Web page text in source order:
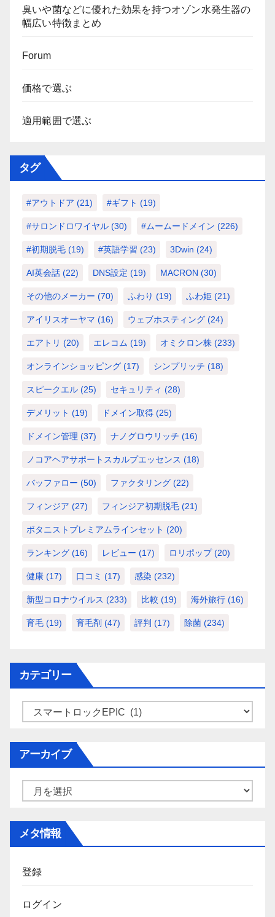
臭いや菌などに優れた効果を持つオゾン水発生器の
幅広い特徴まとめ
Forum
価格で選ぶ
適用範囲で選ぶ
タグ
#アウトドア (21) #ギフト (19)
#サロンドロワイヤル (30) #ムームードメイン (226)
#初期脱毛 (19) #英語学習 (23) 3Dwin (24)
AI英会話 (22) DNS設定 (19) MACRON (30)
その他のメーカー (70) ふわり (19) ふわ姫 (21)
アイリスオーヤマ (16) ウェブホスティング (24)
エアトリ (20) エレコム (19) オミクロン株 (233)
オンラインショッピング (17) シンプリッチ (18)
スピークエル (25) セキュリティ (28)
デメリット (19) ドメイン取得 (25)
ドメイン管理 (37) ナノグロウリッチ (16)
ノコアヘアサポートスカルプエッセンス (18)
バッファロー (50) ファクタリング (22)
フィンジア (27) フィンジア初期脱毛 (21)
ボタニストプレミアムラインセット (20)
ランキング (16) レビュー (17) ロリポップ(20)
健康 (17) 口コミ (17) 感染 (232)
新型コロナウイルス (233) 比較 (19) 海外旅行 (16)
育毛 (19) 育毛剤 (47) 評判 (17) 除菌 (234)
カテゴリー
ー
アーカイブ
メタ情報
登録
ログイン